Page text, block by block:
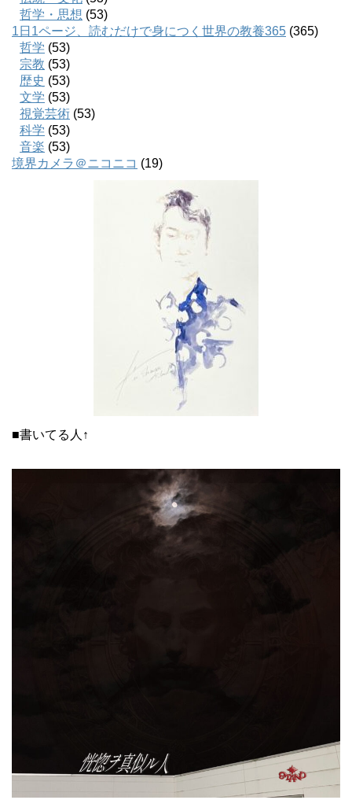
哲学・思想 (53)
1日1ページ、読むだけで身につく世界の教養365 (365)
哲学 (53)
宗教 (53)
歴史 (53)
文学 (53)
視覚芸術 (53)
科学 (53)
音楽 (53)
境界カメラ＠ニコニコ (19)
■書いてる人↑